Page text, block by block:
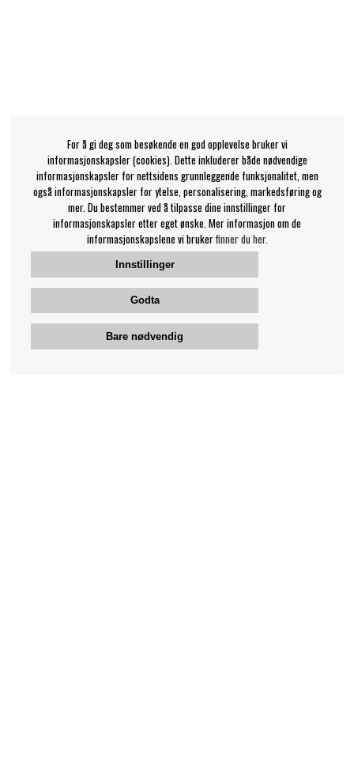
For å gi deg som besøkende en god opplevelse bruker vi
informasjonskapsler (cookies). Dette inkluderer både nødvendige
informasjonskapsler for nettsidens grunnleggende funksjonalitet, men
også informasjonskapsler for ytelse, personalisering, markedsføring og
mer. Du bestemmer ved å tilpasse dine innstillinger for
informasjonskapsler etter eget ønske. Mer informasjon om de
informasjonskapslene vi brukerfinner du her.
Innstillinger
Godta
Bare nødvendig